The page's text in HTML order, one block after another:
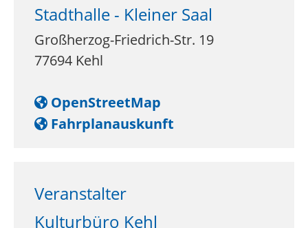
Stadthalle - Kleiner Saal
Großherzog-Friedrich-Str. 19
77694 Kehl
OpenStreetMap
Fahrplanauskunft
Veranstalter
Kulturbüro Kehl